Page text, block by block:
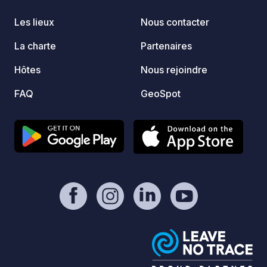
Site Web"" de cette fiche !*
Les lieux
La charte
Hôtes
FAQ
Nous contacter
Partenaires
Nous rejoindre
GeoSpot